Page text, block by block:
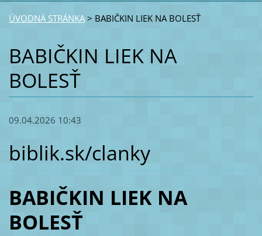
ÚVODNÁ STRÁNKA > BABIČKIN LIEK NA BOLESŤ
BABIČKIN LIEK NA
BOLESŤ
09.04.2026 10:43
biblik.sk/clanky
BABIČKIN LIEK NA
BOLESŤ